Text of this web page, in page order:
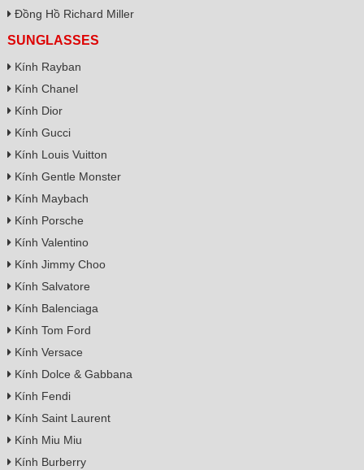
Đồng Hồ Richard Miller
SUNGLASSES
Kính Rayban
Kính Chanel
Kính Dior
Kính Gucci
Kính Louis Vuitton
Kính Gentle Monster
Kính Maybach
Kính Porsche
Kính Valentino
Kính Jimmy Choo
Kính Salvatore
Kính Balenciaga
Kính Tom Ford
Kính Versace
Kính Dolce & Gabbana
Kính Fendi
Kính Saint Laurent
Kính Miu Miu
Kính Burberry